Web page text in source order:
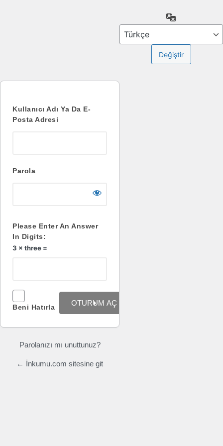
Kullanıcı Adı Ya Da E-
Posta Adresi
Parola
Please Enter An Answer
In Digits:
3 × three =
Beni Hatırla
Parolanızı mı unuttunuz?
← İnkumu.com sitesine git